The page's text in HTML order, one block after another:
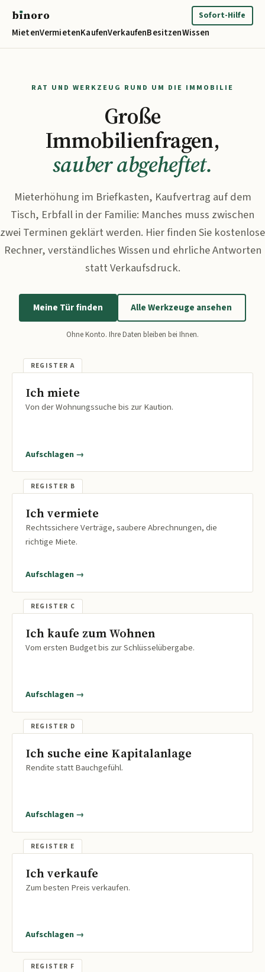
bınoro
MietenVermietenKaufenVerkaufenBesitzenWissen
Sofort-Hilfe
RAT UND WERKZEUG RUND UM DIE IMMOBILIE
Große
Immobilienfragen,
sauber abgeheftet.
Mieterhöhung im Briefkasten, Kaufvertrag auf dem
Tisch, Erbfall in der Familie: Manches muss zwischen
zwei Terminen geklärt werden. Hier finden Sie kostenlose
Rechner, verständliches Wissen und ehrliche Antworten
statt Verkaufsdruck.
Meine Tür finden Alle Werkzeuge ansehen
Ohne Konto. Ihre Daten bleiben bei Ihnen.
Ich miete
Von der Wohnungssuche bis zur Kaution.
Aufschlagen →
Ich vermiete
Rechtssichere Verträge, saubere Abrechnungen, die
richtige Miete.
Aufschlagen →
Ich kaufe zum Wohnen
Vom ersten Budget bis zur Schlüsselübergabe.
Aufschlagen →
Ich suche eine Kapitalanlage
Rendite statt Bauchgefühl.
Aufschlagen →
Ich verkaufe
Zum besten Preis verkaufen.
Aufschlagen →